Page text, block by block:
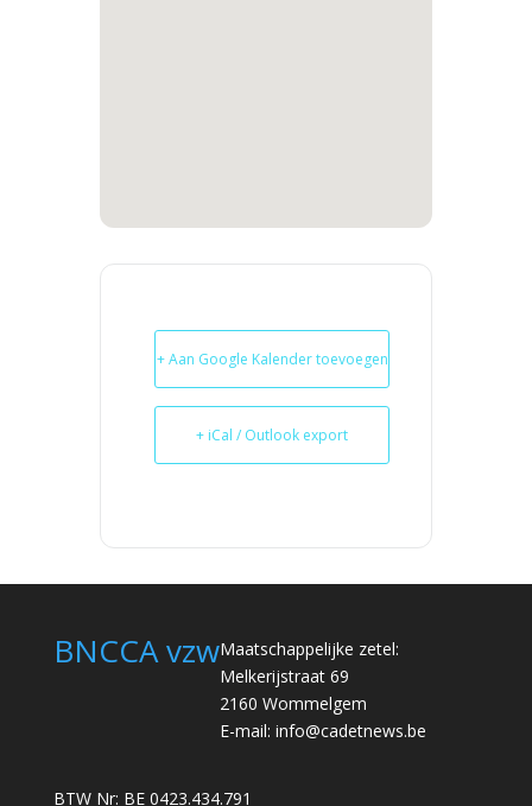
+ Aan Google Kalender toevoegen
+ iCal / Outlook export
BNCCA vzwMaatschappelijke zetel:
Melkerijstraat 69
2160 Wommelgem
E-mail: info@cadetnews.be
BTW Nr: BE 0423.434.791